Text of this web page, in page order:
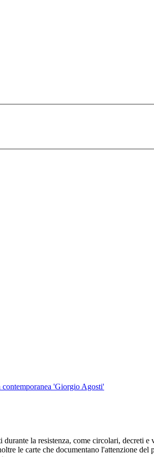
contemporanea 'Giorgio Agosti'
la resistenza, come circolari, decreti
le carte che documentano l'attenzione